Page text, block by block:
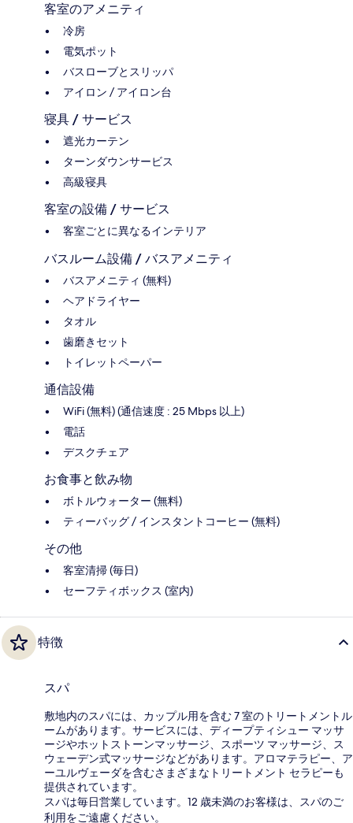
客室のアメニティ
冷房
電気ポット
バスローブとスリッパ
アイロン / アイロン台
寝具 / サービス
遮光カーテン
ターンダウンサービス
高級寝具
客室の設備 / サービス
客室ごとに異なるインテリア
バスルーム設備 / バスアメニティ
バスアメニティ (無料)
ヘアドライヤー
タオル
歯磨きセット
トイレットペーパー
通信設備
WiFi (無料) (通信速度 : 25 Mbps 以上)
電話
デスクチェア
お食事と飲み物
ボトルウォーター (無料)
ティーバッグ / インスタントコーヒー (無料)
その他
客室清掃 (毎日)
セーフティボックス (室内)
特徴
スパ
敷地内のスパには、カップル用を含む 7 室のトリートメントル
ームがあります。サービスには、ディープティシュー マッサ
ージやホットストーンマッサージ、スポーツ マッサージ、ス
ウェーデン式マッサージなどがあります。アロマテラピー、ア
ーユルヴェーダを含むさまざまなトリートメント セラピーも
提供されています。
スパは毎日営業しています。12 歳未満のお客様は、スパのご
利用をご遠慮ください。